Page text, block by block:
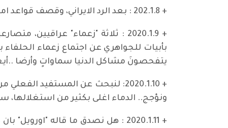
+ 202.1.8 : بعد الرد الايراني، وقصف قواعد امركية في العراق، دعونا نجدد الدعوة والدعاء "عسى أن يكون الأمر خاتمة التصعيد والأحزان" ..
+ 2020.1.9 : ثلاثة "زعماء"
يتفحصونَ مشاكل الدنيا سماواتٍ وأرضا
+ 2020.1.10: لنبحث عن المستفيد
ونؤجج.. الدماء اغلى بكثير من
+ 2020.1.11 : هل نصدق ما قاله